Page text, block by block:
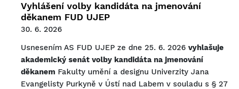
Vyhlášení volby kandidáta na jmenování
děkanem FUD UJEP
30. 6. 2026
Usnesením AS FUD UJEP ze dne 25. 6. 2026 vyhlašuje
akademický senát volby kandidáta na jmenování
děkanemFakulty umění a designu Univerzity Jana
Evangelisty Purkyně v Ústí nad Labem v souladu s § 27